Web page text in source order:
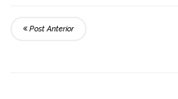
Post Anterior